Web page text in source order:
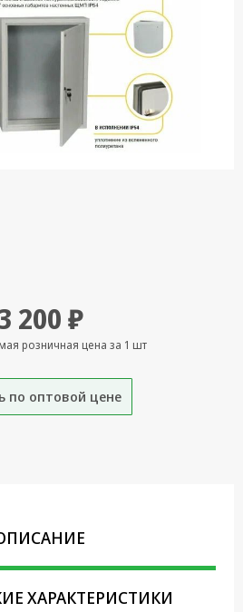
200 ₽
розничная цена за 1 шт
по оптовой цене
ХАРАКТЕРИСТИКИ